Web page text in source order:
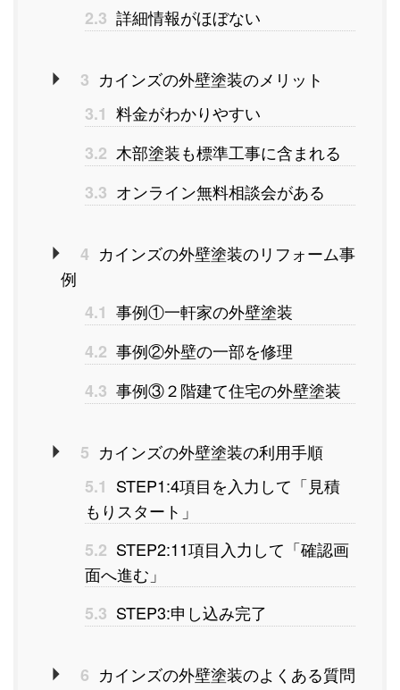
2.3 詳細情報がほぼない
3 カインズの外壁塗装のメリット
3.1 料金がわかりやすい
3.2 木部塗装も標準工事に含まれる
3.3 オンライン無料相談会がある
4 カインズの外壁塗装のリフォーム事
例
4.1 事例①一軒家の外壁塗装
4.2 事例②外壁の一部を修理
4.3 事例③２階建て住宅の外壁塗装
5 カインズの外壁塗装の利用手順
5.1 STEP1:4項目を入力して「見積
もりスタート」
5.2 STEP2:11項目入力して「確認画
面へ進む」
5.3 STEP3:申し込み完了
6 カインズの外壁塗装のよくある質問